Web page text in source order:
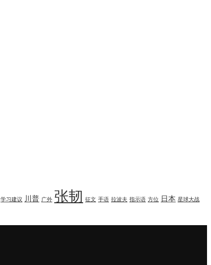
学习建议 川普 广外 张韧 征文 手语 拉波夫 指示语 方位 日本 星球大战